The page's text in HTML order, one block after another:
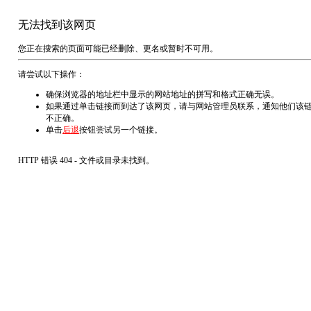
无法找到该网页
您正在搜索的页面可能已经删除、更名或暂时不可用。
请尝试以下操作：
确保浏览器的地址栏中显示的网站地址的拼写和格式正确无误。
如果通过单击链接而到达了该网页，请与网站管理员联系，通知他们该
不正确。
单击后退按钮尝试另一个链接。
HTTP 错误 404 - 文件或目录未找到。